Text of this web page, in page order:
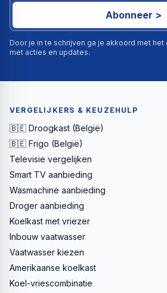
Abonneer >
Door je in te schrijven ga je akkoord met
met acties en updates.
VERGELIJKERS & KEUZEHULP
🇧🇪 Droogkast (België)
🇧🇪 Frigo (België)
Televisie vergelijken
Smart TV aanbieding
Wasmachine aanbieding
Droger aanbieding
Koelkast met vriezer
Inbouw vaatwasser
Vaatwasser kiezen
Amerikaanse koelkast
Koel-vriescombinatie